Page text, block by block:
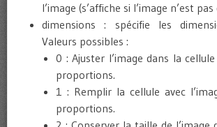
l’image (s’affiche si l’image n’est
dimensions : spécifie les
Valeurs possibles :
0 : Ajuster l’image dans la
proportions.
1 : Remplir la cellule avec
proportions.